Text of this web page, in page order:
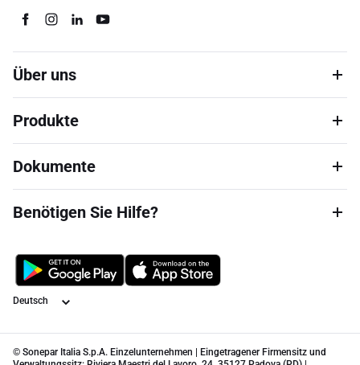
Über uns
Produkte
Dokumente
Benötigen Sie Hilfe?
Sprache
© Sonepar Italia S.p.A. Einzelunternehmen | Eingetragener Firmensitz und